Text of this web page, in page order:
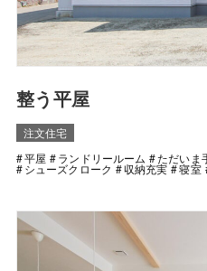
整う平屋
注文住宅
平屋
ランドリールーム ただいま
シューズクローク 収納充実 寝室